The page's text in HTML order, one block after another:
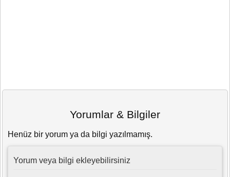
Yorumlar & Bilgiler
Henüz bir yorum ya da bilgi yazılmamış.
Yorum veya bilgi ekleyebilirsiniz